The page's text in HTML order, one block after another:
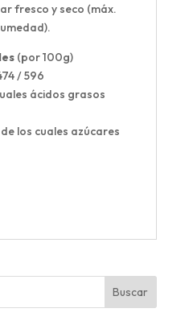
fresco y seco (máx.
(por 100g)
/ 596
ácidos grasos
los cuales azúcares
Buscar